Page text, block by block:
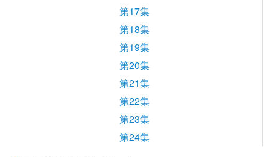
第17集
第18集
第19集
第20集
第21集
第22集
第23集
第24集